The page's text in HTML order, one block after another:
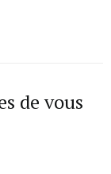
de vous